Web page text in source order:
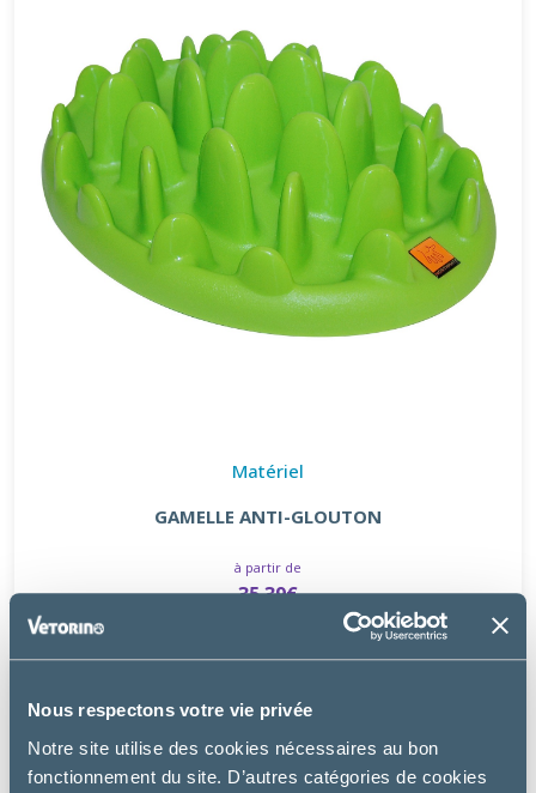
Nous respectons votre vie privée
Notre site utilise des cookies nécessaires au bon
fonctionnement du site. D’autres catégories de cookies
Matériel
GAMELLE ANTI-GLOUTON
à partir de
35.39€